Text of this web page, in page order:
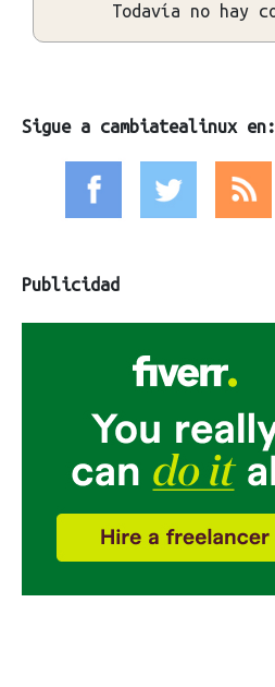
Todavía no hay
Sigue a cambiatealinux en:
Publicidad